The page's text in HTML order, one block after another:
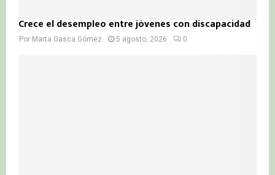
Crece el desempleo entre jóvenes con discapacidad
Por Marta Gasca Gómez 5 agosto, 2026 0